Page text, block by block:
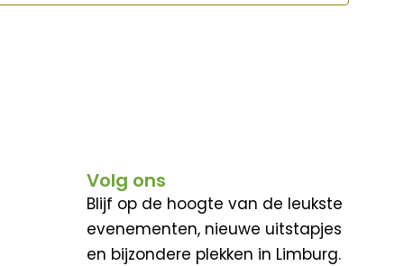
Volg ons
Blijf op de hoogte van de leukste
evenementen, nieuwe uitstapjes
en bijzondere plekken in Limburg.